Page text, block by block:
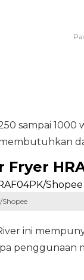
sampai
Fryer
ini
penggunaan